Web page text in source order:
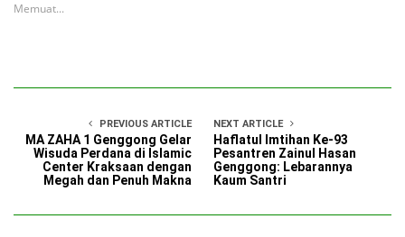
Memuat...
PREVIOUS ARTICLE
MA ZAHA 1 Genggong Gelar
Wisuda Perdana di Islamic
Center Kraksaan dengan
Megah dan Penuh Makna
NEXT ARTICLE
Haflatul Imtihan Ke-93
Pesantren Zainul Hasan
Genggong: Lebarannya
Kaum Santri